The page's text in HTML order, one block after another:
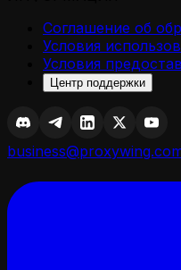
Соглашение об
Условия
Условия
Центр поддержки